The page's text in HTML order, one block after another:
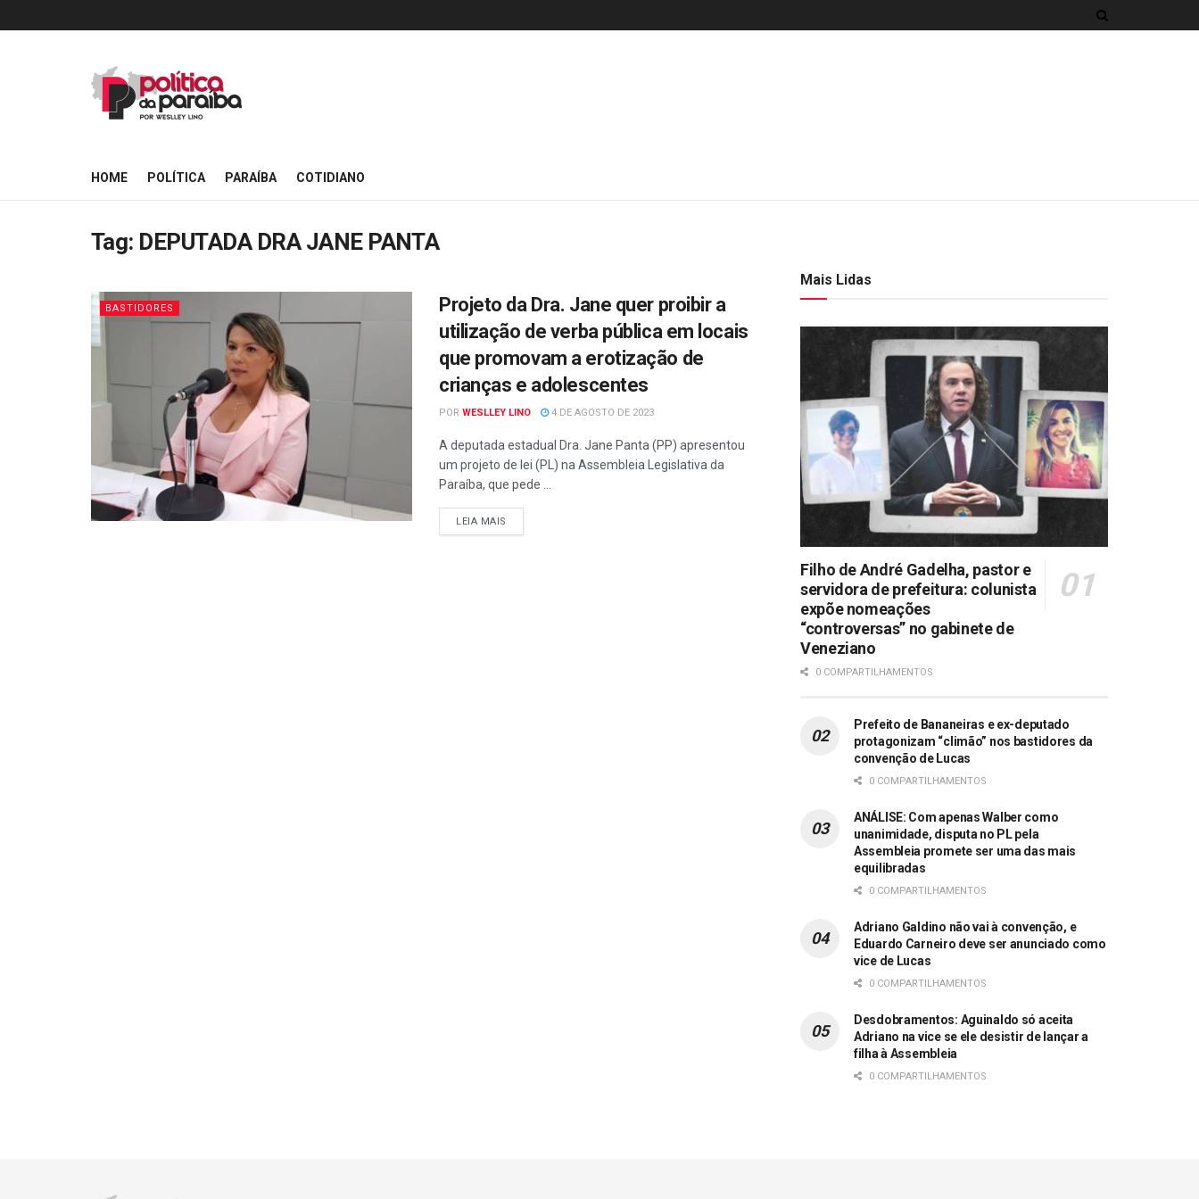
HOME POLÍTICA PARAÍBA COTIDIANO
Tag: DEPUTADA DRA JANE PANTA
BASTIDORES
Projeto da Dra. Jane quer proibir a
utilização de verba pública em locais
que promovam a erotização de
crianças e adolescentes
POR WESLLEY LINO 4 DE AGOSTO DE 2023
A deputada estadual Dra. Jane Panta (PP) apresentou
um projeto de lei (PL) na Assembleia Legislativa da
Paraíba, que pede ...
LEIA MAIS
Mais Lidas
Filho de André Gadelha, pastor e
servidora de prefeitura: colunista
expõe nomeações
“controversas” no gabinete de
Veneziano
0 COMPARTILHAMENTOS
Prefeito de Bananeiras e ex-deputado
protagonizam “climão” nos bastidores da
convenção de Lucas
0 COMPARTILHAMENTOS
ANÁLISE: Com apenas Walber como
unanimidade, disputa no PL pela
Assembleia promete ser uma das mais
equilibradas
0 COMPARTILHAMENTOS
Adriano Galdino não vai à convenção, e
Eduardo Carneiro deve ser anunciado como
vice de Lucas
0 COMPARTILHAMENTOS
Desdobramentos: Aguinaldo só aceita
Adriano na vice se ele desistir de lançar a
filha à Assembleia
0 COMPARTILHAMENTOS